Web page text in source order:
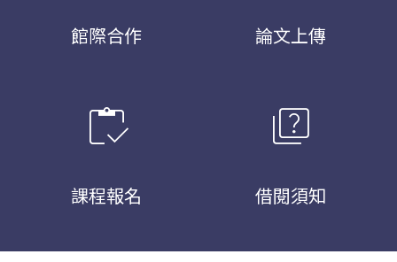
館際合作 論文上傳
inventory
課程報名
quiz
借閱須知